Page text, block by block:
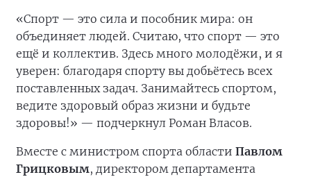
«Спорт — это сила и пособник мира: он
объединяет людей. Считаю, что спорт — это
ещё и коллектив. Здесь много молодёжи, и я
уверен: благодаря спорту вы добьётесь всех
поставленных задач. Занимайтесь спортом,
ведите здоровый образ жизни и будьте
здоровы!» — подчеркнул Роман Власов.
Вместе с министром спорта области Павлом
Грицковым, директором департамента